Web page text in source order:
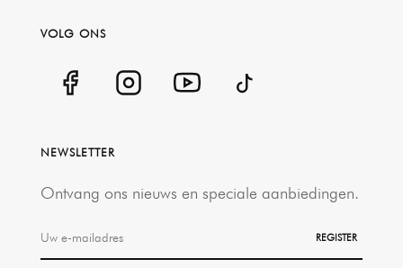
VOLG ONS
NEWSLETTER
Ontvang ons nieuws en speciale aanbiedingen.
REGISTER